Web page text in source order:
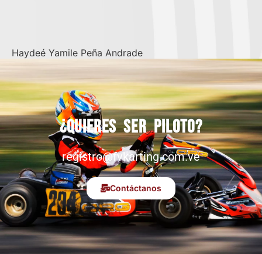
Haydeé Yamile Peña Andrade
¿Quieres ser piloto?
registro@fvkarting.com.ve
Contáctanos